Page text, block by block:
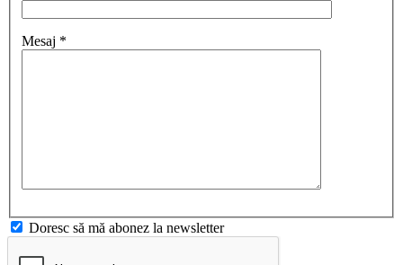
Mesaj *
Doresc să mă abonez la newsletter